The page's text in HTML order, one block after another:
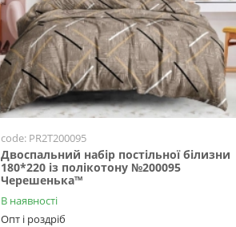
code: PR2T200095
Двоспальний набір постільної білизни
180*220 із полікотону №200095
Черешенька™
В наявності
Опт і роздріб